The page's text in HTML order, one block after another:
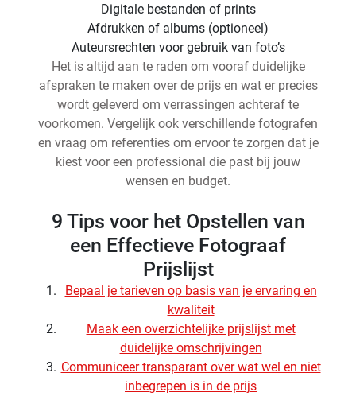
Digitale bestanden of prints
Afdrukken of albums (optioneel)
Auteursrechten voor gebruik van foto’s
Het is altijd aan te raden om vooraf duidelijke
afspraken te maken over de prijs en wat er precies
wordt geleverd om verrassingen achteraf te
voorkomen. Vergelijk ook verschillende fotografen
en vraag om referenties om ervoor te zorgen dat je
kiest voor een professional die past bij jouw
wensen en budget.
9 Tips voor het Opstellen van
een Effectieve Fotograaf
Prijslijst
Bepaal je tarieven op basis van je ervaring en
kwaliteit
Maak een overzichtelijke prijslijst met
duidelijke omschrijvingen
Communiceer transparant over wat wel en niet
inbegrepen is in de prijs